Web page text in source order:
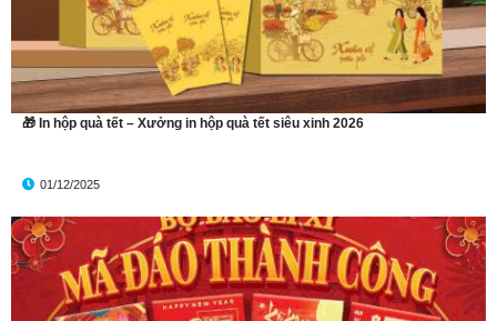
🎁 In hộp quà tết – Xưởng in hộp quà tết siêu xinh 2026
01/12/2025